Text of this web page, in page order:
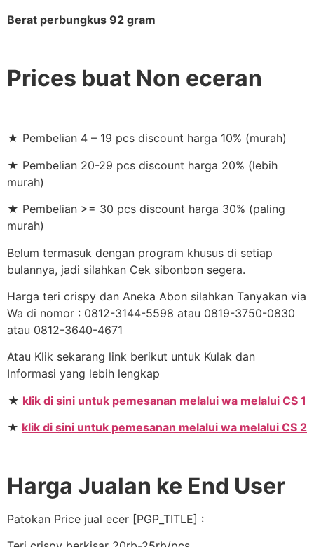
Berat perbungkus 92 gram
Prices buat Non eceran
★ Pembelian 4 – 19 pcs discount harga 10% (murah)
★ Pembelian 20-29 pcs discount harga 20% (lebih
murah)
★ Pembelian >= 30 pcs discount harga 30% (paling
murah)
Belum termasuk dengan program khusus di setiap
bulannya, jadi silahkan Cek sibonbon segera.
Harga teri crispy dan Aneka Abon silahkan Tanyakan via
Wa di nomor : 0812-3144-5598 atau 0819-3750-0830
atau 0812-3640-4671
Atau Klik sekarang link berikut untuk Kulak dan
Informasi yang lebih lengkap
★ klik di sini untuk pemesanan melalui wa melalui CS 1
★ klik di sini untuk pemesanan melalui wa melalui CS 2
Harga Jualan ke End User
Patokan Price jual ecer [PGP_TITLE] :